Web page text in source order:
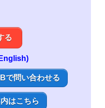
る
で問い合わせる
はこちら